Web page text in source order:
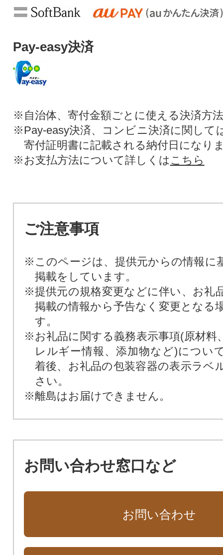
Pay-easy決済
※自治体、寄付金額ごとに使える決済方
※Pay-easy決済、コンビニ決済に関して
寄付証明書に記載される納付日になり
※お支払方法について詳しくは こちら
ご注意事項
※このページは、提供元からの情報に
掲載をしています。
※提供元の規格変更などに伴い、お礼
掲載の情報から予告なく変更となる
す。
※お礼品に関する義務表示事項(原材料
レルギー情報、添加物など)につい
着後、お礼品の包装容器の表示ラベ
さい。
※離島はお届けできません。
お問い合わせ窓口など
お問い合わせ